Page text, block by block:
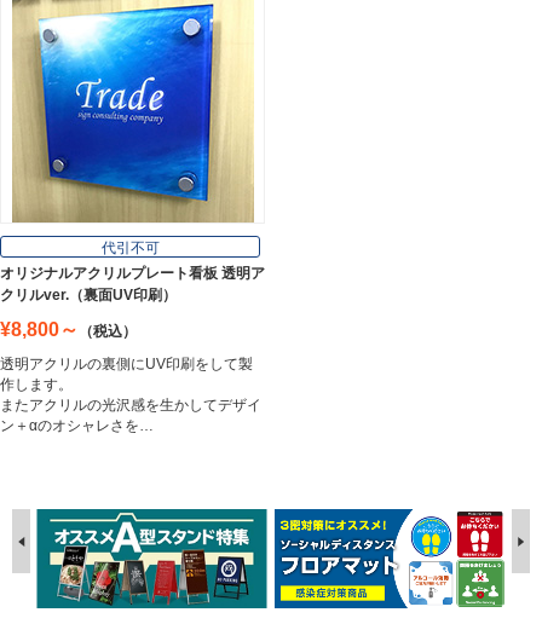
代引不可
オリジナルアクリルプレート看板 透明ア
クリルver.（裏面UV印刷）
¥8,800～
（税込）
透明アクリルの裏側にUV印刷をして製
作します。
またアクリルの光沢感を生かしてデザイ
ン＋αのオシャレさを…